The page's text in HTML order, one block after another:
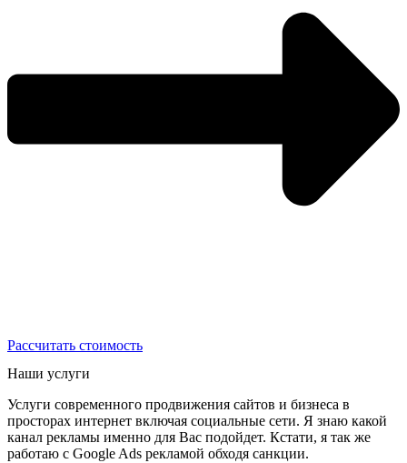
Рассчитать стоимость
Наши услуги
Услуги современного продвижения сайтов и бизнеса в
просторах интернет включая социальные сети. Я знаю какой
канал рекламы именно для Вас подойдет. Кстати, я так же
работаю с Google Ads рекламой обходя санкции.